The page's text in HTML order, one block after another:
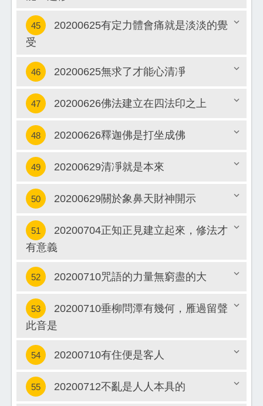
45
20200625有定力體會痛就是淡淡的覺
受
關閉
46 20200625無求了才能心清凈
關閉
47 20200626佛法建立在四法印之上
關閉
48 20200626釋迦佛是打坐成佛
關閉
49 20200629清凈就是本來
關閉
50 20200629關於象鼻天財神開示
51
20200704正知正見建立起來，修法才
有意義
關閉
52 20200710咒語的力量無窮盡的大
53
20200710垂柳問潭有幾何，雁過留聲
此音是
關閉
54 20200710有住便是客人
55 20200712不亂是人人本具的